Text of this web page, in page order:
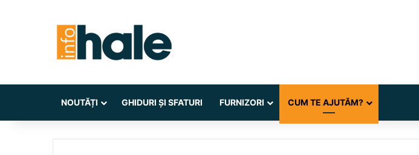
NOUTĂȚI GHIDURI ȘI SFATURI FURNIZORI CUM TE AJUTĂM?